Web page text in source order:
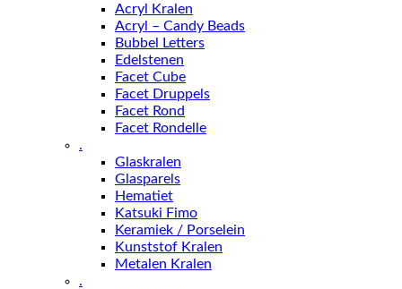
Acryl Kralen
Acryl – Candy Beads
Bubbel Letters
Edelstenen
Facet Cube
Facet Druppels
Facet Rond
Facet Rondelle
.
Glaskralen
Glasparels
Hematiet
Katsuki Fimo
Keramiek / Porselein
Kunststof Kralen
Metalen Kralen
.